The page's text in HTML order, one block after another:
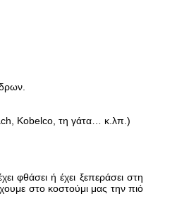
Kobelco, τη γάτα… κ.λπ.)
φθάσει ή έχει ξεπεράσει στη
στο κοστούμι μας την πιό